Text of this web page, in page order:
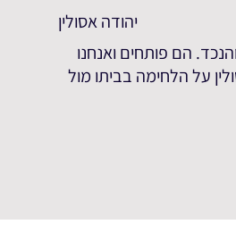
יהודה אסולין
הם פותחים ואנחנו
על הלחימה בביתו מול